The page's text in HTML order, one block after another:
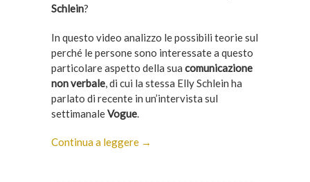
Schlein?
In questo video analizzo le possibili teorie sul
perché le persone sono interessate a questo
particolare aspetto della sua comunicazione
non verbale, di cui la stessa Elly Schlein ha
parlato di recente in un’intervista sul
settimanaleVogue.
Continua a leggere →